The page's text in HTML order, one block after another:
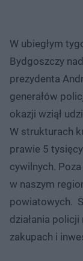
W ubiegłym
Bydgoszczy
prezydenta
generałów
okazji wziął
W strukturach
prawie 5
cywilnych.
w naszym
powiatowych.
działania
zakupach i